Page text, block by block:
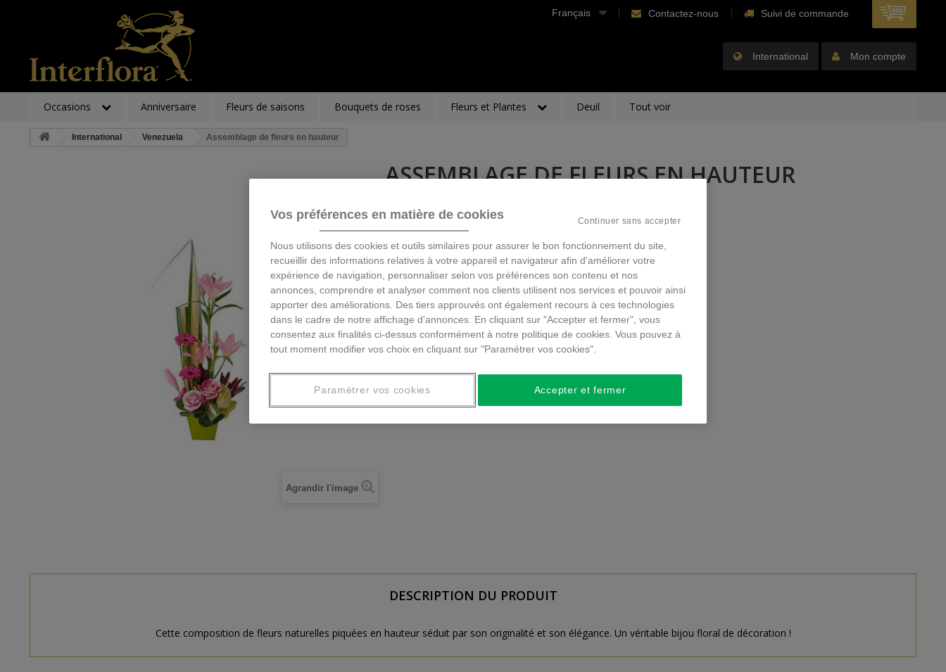
Français Contactez-nous Suivi de commande
International Mon compte
Occasions Anniversaire Fleurs de saisons Bouquets de roses Fleurs et Plantes Deuil Tout voir
International Venezuela Assemblage de fleurs en hauteur
Agrandir l'image
ASSEMBLAGE DE FLEURS EN HAUTEUR
77,00 €TTC
Ajouter au panier
DESCRIPTION DU PRODUIT
Cette composition de fleurs naturelles piquées en hauteur séduit par son originalité et son élégance. Un véritable bijou floral de décoration !
Vos préférences en matière de cookies
Nous utilisons des cookies et outils similaires pour assurer le bon fonctionnement du site,
recueillir des informations relatives à votre appareil et navigateur afin d'améliorer votre
expérience de navigation, personnaliser selon vos préférences son contenu et nos
annonces, comprendre et analyser comment nos clients utilisent nos services et pouvoir ainsi
apporter des améliorations. Des tiers approuvés ont également recours à ces technologies
dans le cadre de notre affichage d'annonces. En cliquant sur "Accepter et fermer", vous
consentez aux finalités ci-dessus conformément à notre politique de cookies. Vous pouvez à
tout moment modifier vos choix en cliquant sur "Paramétrer vos cookies".
Continuer sans accepter
Accepter et fermer
Paramétrer vos cookies